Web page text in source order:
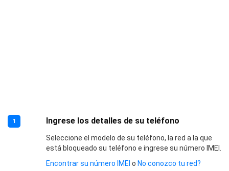
1 Ingrese los detalles de su teléfono
Seleccione el modelo de su teléfono, la red a la que
está bloqueado su teléfono e ingrese su número IMEI.
Encontrar su número IMEI o No conozco tu red?